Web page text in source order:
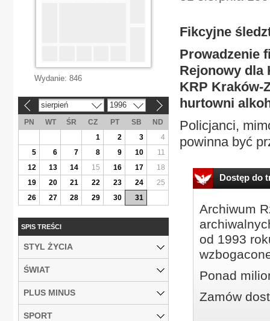
Fikcyjne
Prowadzenie
Rejonowy dla
KRP Kraków-
hurtowni
Policjanci,
powinna być
Dostęp do
Archiwum
od 1993
Ponad
Zamów
Wydanie: 846
sierpień 1996
PN WT ŚR CZ PT SB
ND
1
2 3
4
5
6 7 8 9 10
11
12
13 14 15 16 17
18
19
20 21 22 23 24
25
26
27 28 29 30 31
SPIS TREŚCI
STYL ŻYCIA
ŚWIAT
PLUS MINUS
SPORT